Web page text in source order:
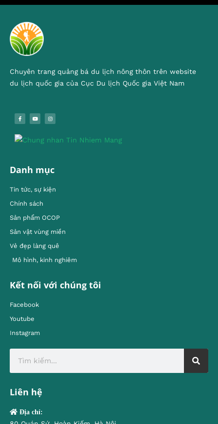
Chuyên trang quảng bá du lịch nông thôn trên website
du lịch quốc gia của Cục Du lịch Quốc gia Việt Nam
Danh mục
Tin tức, sự kiện
Chính sách
Sản phẩm OCOP
Sản vật vùng miền
Vẻ đẹp làng quê
Mô hình, kinh nghiêm
Kết nối với chúng tôi
Facebook
Youtube
Instagram
Liên hệ
Địa chỉ: